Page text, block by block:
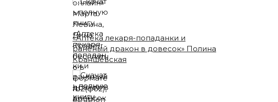
«Аптека лекаря-попаданки и
раненый дракон в довесок» Полина
Краншевская